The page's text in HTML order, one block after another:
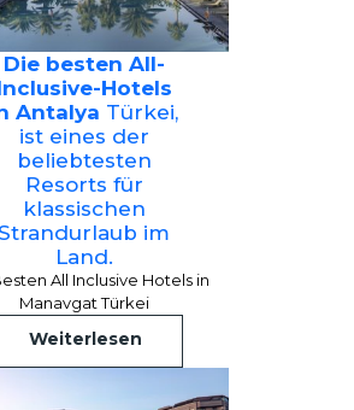
Die besten All-
Hotels
Antalya Türkei,
ist eines der
beliebtesten
Resorts für
klassischen
im
Land.
All Inclusive Hotels in
Manavgat Türkei
Weiterlesen